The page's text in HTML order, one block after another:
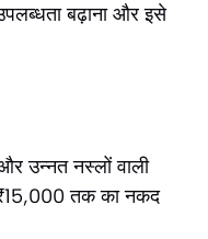
बढ़ाना और इसे
उन्नत नस्लों वाली
₹15,000 तक का नकद